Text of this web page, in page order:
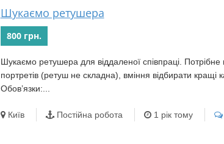
Шукаємо ретушера
800 грн.
Шукаємо ретушера для віддаленої співпраці.
портретів (ретуш не складна), вміння відбирати кращі
Обов’язки:...
Київ Постійна робота 1 рік тому